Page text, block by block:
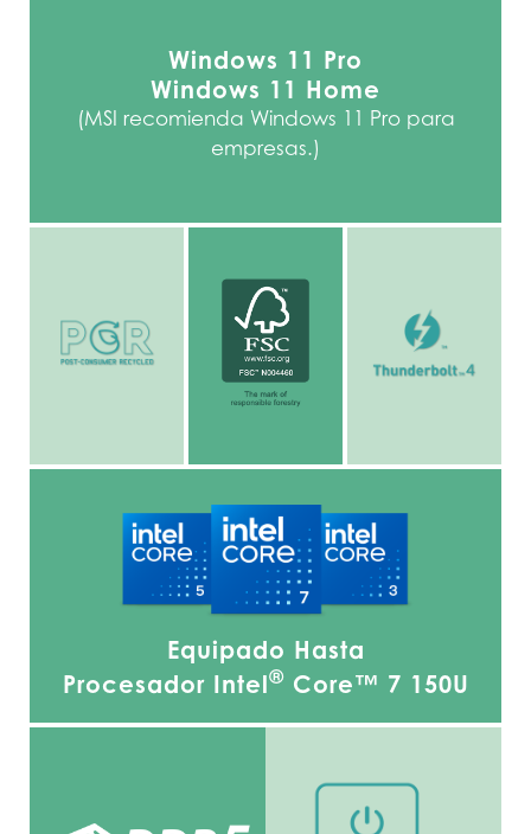
Windows 11 Pro
Windows 11 Home
(MSI recomienda Windows 11 Pro para
empresas.)
Equipado Hasta
Procesador Intel® Core™ 7 150U